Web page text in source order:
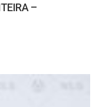
–